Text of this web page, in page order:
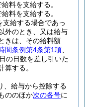
料を支給する。
料を支給する。
給する場合であっ
外のとき、又は給与
きは、その給料額
間条例第4条第1項
の日数を差し引いた
算する。
、給与から控除する
ののほか次の各号に